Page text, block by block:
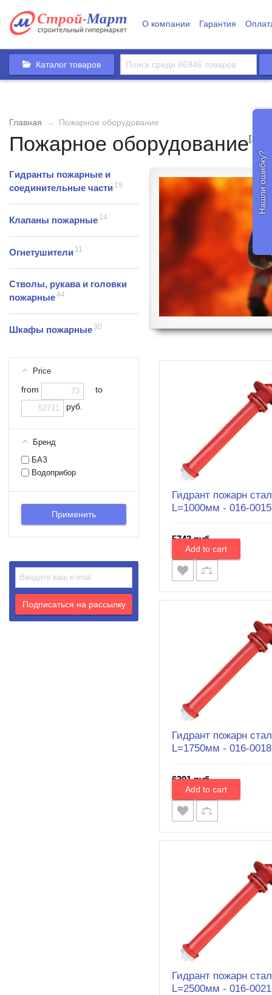
О компании Гарантия
Каталог товаров
Главная → Пожарное оборудование
Пожарное оборудование[118]
Гидранты пожарные и
соединительные части 19
Клапаны пожарные 14
Огнетушители 11
Стволы, рукава и головки
пожарные44
Шкафы пожарные 30
Price
from
to
руб.
Бренд
БАЗ
Водоприбор
Гидрант пожарн
L=1000мм - 016-0015
5743 руб.
Гидрант пожарн
L=1750мм - 016-0018
6391 руб.
Гидрант пожарн
L=2500мм - 016-0021
Нашли ошибку?